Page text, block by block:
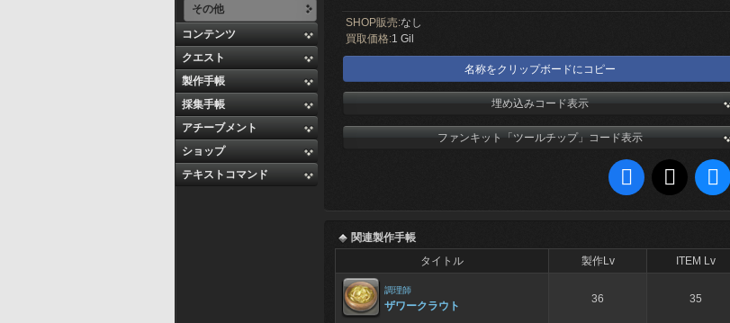
その他
コンテンツ
クエスト
製作手帳
採集手帳
アチーブメント
ショップ
テキストコマンド
SHOP販売:なし
買取価格:1 Gil
名称をクリップボードにコピー
埋め込みコード表示
ファンキット「ツールチップ」コード表示
関連製作手帳
タイトル
製作Lv ITEM Lv
調理師
ザワークラウト
36 35